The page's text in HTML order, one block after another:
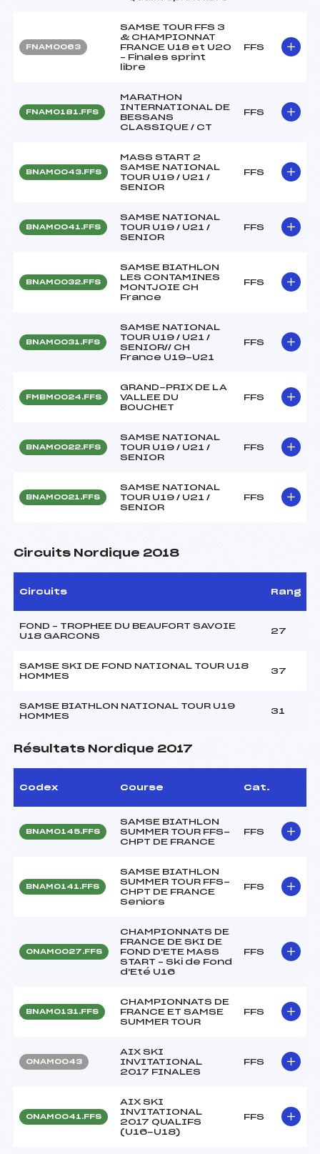
FNAM0063
SAMSE TOUR FFS 3
& CHAMPIONNAT
FRANCE U18 et U20
– Finales sprint
libre
FFS
FNAM0181.FFS
MARATHON
INTERNATIONAL DE
BESSANS
CLASSIQUE / CT
FFS
BNAM0043.FFS
MASS START 2
SAMSE NATIONAL
TOUR U19 / U21 /
SENIOR
FFS
BNAM0041.FFS
SAMSE NATIONAL
TOUR U19 / U21 /
SENIOR
FFS
BNAM0032.FFS
SAMSE BIATHLON
LES CONTAMINES
MONTJOIE CH
France
FFS
BNAM0031.FFS
SAMSE NATIONAL
TOUR U19 / U21 /
SENIOR// CH
France U19-U21
FFS
FMBM0024.FFS
GRAND-PRIX DE LA
VALLEE DU
BOUCHET
FFS
BNAM0022.FFS
SAMSE NATIONAL
TOUR U19 / U21 /
SENIOR
FFS
BNAM0021.FFS
SAMSE NATIONAL
TOUR U19 / U21 /
SENIOR
FFS
Circuits Nordique 2018
Circuits Rang
FOND – TROPHEE DU BEAUFORT SAVOIE
U18 GARCONS
27
SAMSE SKI DE FOND NATIONAL TOUR U18
HOMMES
37
SAMSE BIATHLON NATIONAL TOUR U19
HOMMES
31
Résultats Nordique 2017
Codex Course Cat.
BNAM0145.FFS
SAMSE BIATHLON
SUMMER TOUR FFS-
CHPT DE FRANCE
FFS
BNAM0141.FFS
SAMSE BIATHLON
SUMMER TOUR FFS-
CHPT DE FRANCE
Seniors
FFS
ONAM0027.FFS
CHAMPIONNATS DE
FRANCE DE SKI DE
FOND D'ETE MASS
START – Ski de Fond
d'Eté U16
FFS
BNAM0131.FFS
CHAMPIONNATS DE
FRANCE ET SAMSE
SUMMER TOUR
FFS
ONAM0043
AIX SKI
INVITATIONAL
2017 FINALES
FFS
ONAM0041.FFS
AIX SKI
INVITATIONAL
2017 QUALIFS
(U16-U18)
FFS